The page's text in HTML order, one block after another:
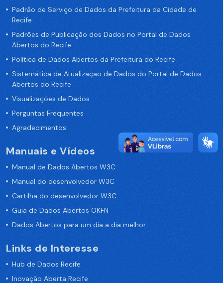
Padrão de Serviço de Dados da Prefeitura da Cidade de
Recife
Padrões de Publicação dos Dados no Portal de Dados
Abertos do Recife
Política de Dados Abertos da Prefeitura do Recife
Sistemática de Atualização de Dados do Portal de Dados
Abertos do Recife
Visualizações de Dados
Perguntas Frequentes
Agradecimentos
Manuais e Vídeos
Manual de Dados Abertos W3C
Manual do desenvolvedor W3C
Cartilha do desenvolvedor W3C
Guia de Dados Abertos OKFN
Dados Abertos para um dia a dia melhor
Links de Interesse
Hub de Dados Recife
Inovação Aberta Recife